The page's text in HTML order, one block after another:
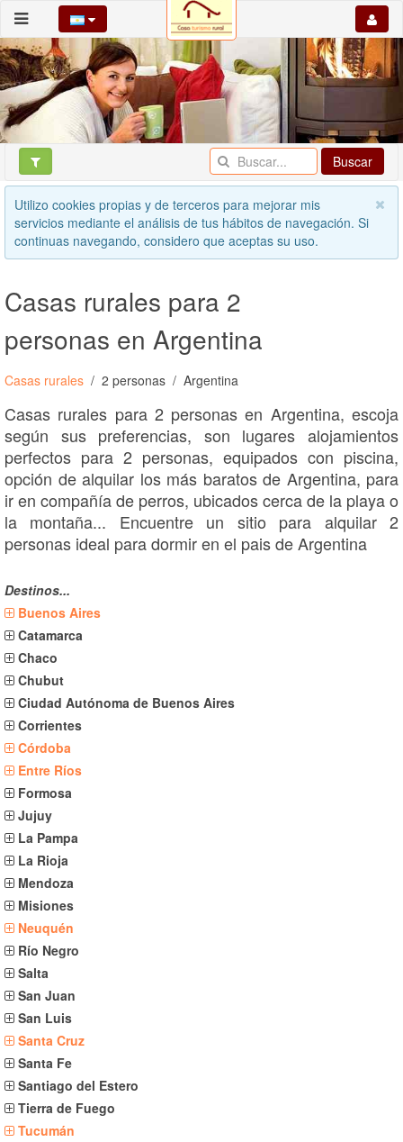
Buscar
Utilizo cookies propias y de terceros para mejorar mis
servicios mediante el análisis de tus hábitos de navegación. Si
continuas navegando, considero que aceptas su uso.
Casas rurales para 2
personas en Argentina
Casas rurales 2 personas Argentina
Casas rurales para 2 personas en Argentina, escoja
según sus preferencias, son lugares alojamientos
perfectos para 2 personas, equipados con piscina,
opción de alquilar los más baratos de Argentina, para
ir en compañía de perros, ubicados cerca de la playa o
la montaña... Encuentre un sitio para alquilar 2
personas ideal para dormir en el pais de Argentina
Destinos...
Buenos Aires
Catamarca
Chaco
Chubut
Ciudad Autónoma de Buenos Aires
Corrientes
Córdoba
Entre Ríos
Formosa
Jujuy
La Pampa
La Rioja
Mendoza
Misiones
Neuquén
Río Negro
Salta
San Juan
San Luis
Santa Cruz
Santa Fe
Santiago del Estero
Tierra de Fuego
Tucumán